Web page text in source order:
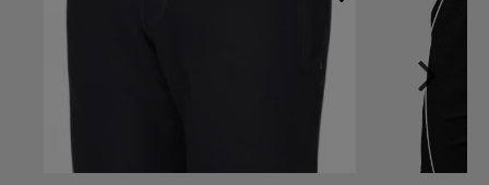
169,00 zł
Do koszyka